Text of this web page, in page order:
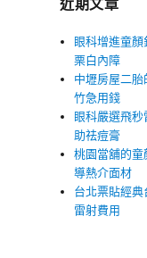
近期文章
眼科增進童
栗白內障
中壢房屋二
竹急用錢
眼科嚴選飛
助祛痘膏
桃園當舖的
導熱介面材
台北票貼經
雷射費用